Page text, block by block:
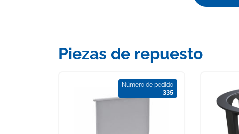
Piezas de repuesto
Número de pedido
335